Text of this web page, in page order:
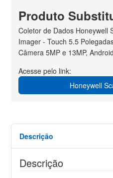
Produto
Coletor de Dados Honeywell
Imager - Touch 5.5
Câmera 5MP e 13MP,
Acesse pelo link:
Honeywell
Descrição
Descrição